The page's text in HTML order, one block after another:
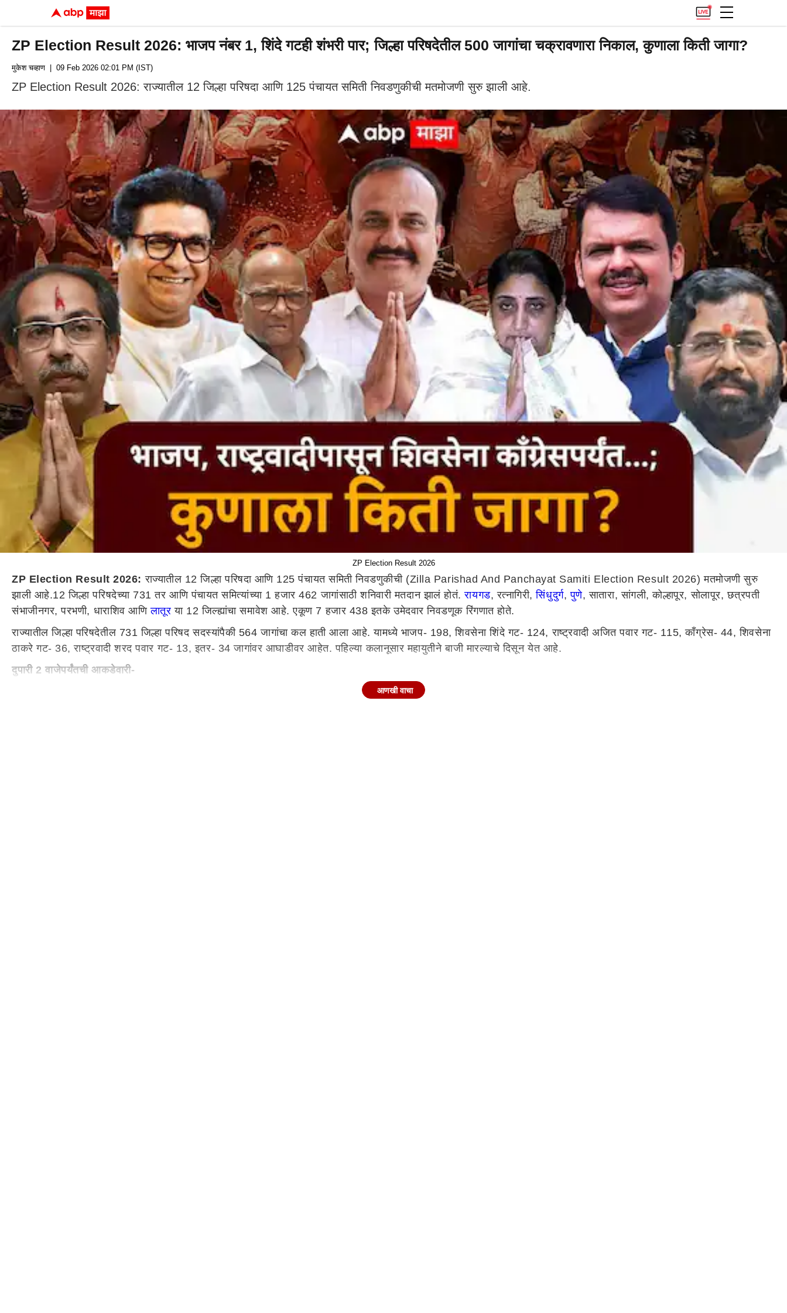
ZP Election Result 2026: भाजप नंबर 1, शिंदे गटही शंभरी पार; जिल्हा परिषदेतील 500 जागांचा चक्रावणारा निकाल, कुणाला किती जागा?
मुकेश चव्हाण | 09 Feb 2026 02:01 PM (IST)
ZP Election Result 2026: राज्यातील 12 जिल्हा परिषदा आणि 125 पंचायत समिती निवडणुकीची मतमोजणी सुरु झाली आहे.
ZP Election Result 2026
ZP Election Result 2026: राज्यातील 12 जिल्हा परिषदा आणि 125 पंचायत समिती निवडणुकीची (Zilla Parishad And Panchayat Samiti Election Result 2026) मतमोजणी सुरु
झाली आहे.12 जिल्हा परिषदेच्या 731 तर आणि पंचायत समित्यांच्या 1 हजार 462 जागांसाठी शनिवारी मतदान झालं होतं.रायगड, रत्नागिरी,सिंधुदुर्ग,पुणे, सातारा, सांगली, कोल्हापूर, सोलापूर, छत्रपती
संभाजीनगर, परभणी, धाराशिव आणिलातूर या 12 जिल्ह्यांचा समावेश आहे. एकूण 7 हजार 438 इतके उमेदवार निवडणूक रिंगणात होते.
राज्यातील जिल्हा परिषदेतील 731 जिल्हा परिषद सदस्यांपैकी 564 जागांचा कल हाती आला आहे. यामध्ये भाजप- 198, शिवसेना शिंदे गट- 124, राष्ट्रवादी अजित पवार गट- 115, काँग्रेस- 44, शिवसेना
ठाकरे गट- 36, राष्ट्रवादी शरद पवार गट- 13, इतर- 34 जागांवर आघाडीवर आहेत. पहिल्या कलानूसार महायुतीने बाजी मारल्याचे दिसून येत आहे.
दुपारी 2 वाजेपर्यंतची आकडेवारी-
भाजप- 198शिवसेना शिंदे गट- 124राष्ट्रवादी अजित पवार गट- 115काँग्रेस- 44शिवसेना ठाकरे गट- 36राष्ट्रवादी शरद पवार गट- 13इतर- 34
आणखी वाचा